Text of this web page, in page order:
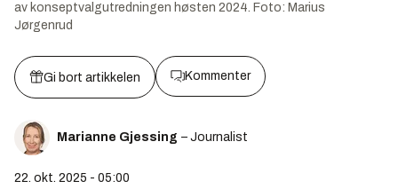
av konseptvalgutredningen høsten 2024. Foto: Marius
Jørgenrud
Gi bort artikkelen Kommenter
Marianne Gjessing – Journalist
22. okt. 2025 - 05:00